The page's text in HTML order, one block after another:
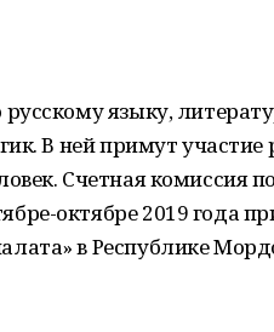
языку,
В ней примут участие
Счетная комиссия
октябре 2019 года
в Республике